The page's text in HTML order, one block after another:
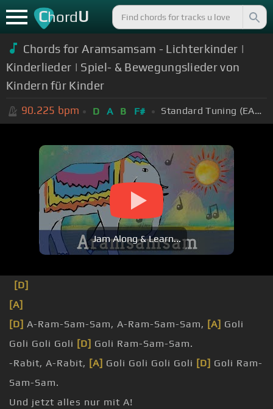
ChordU
Chords for Aramsamsam - Lichterkinder |
Kinderlieder | Spiel- & Bewegungslieder von
Kindern für Kinder
90.225 bpm D A B F# Standard Tuning (EADGBE)
Jam Along & Learn...
[D]
[A]
[D] A-Ram-Sam-Sam, A-Ram-Sam-Sam, [A] Goli
Goli Goli Goli [D] Goli Ram-Sam-Sam.
-Rabit, A-Rabit, [A] Goli Goli Goli Goli [D] Goli Ram-
Sam-Sam.
Und jetzt alles nur mit A!